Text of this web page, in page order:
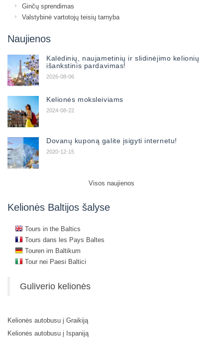
Ginčų sprendimas
Valstybinė vartotojų teisių tarnyba
Naujienos
Kalėdinių, naujametinių ir slidinėjimo kelionių
išankstinis pardavimas!
2026-08-06
Kelionės moksleiviams
2024-08-22
Dovanų kuponą galite įsigyti internetu!
2020-12-15
Visos naujienos
Kelionės Baltijos šalyse
Tours in the Baltics
Tours dans les Pays Baltes
Touren im Baltikum
Tour nei Paesi Baltici
Guliverio kelionės
Kelionės autobusu į Graikiją
Kelionės autobusu į Ispaniją